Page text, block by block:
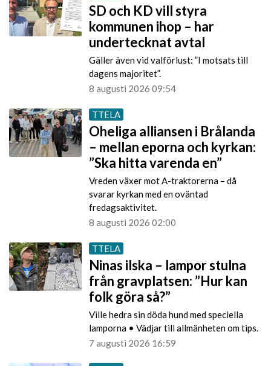
SD och KD vill styra
kommunen ihop – har
undertecknat avtal
Gäller även vid valförlust: ”I motsats till
dagens majoritet”.
8 augusti 2026 09:54
TTELA
Oheliga alliansen i Brålanda
– mellan eporna och kyrkan:
”Ska hitta varenda en”
Vreden växer mot A-traktorerna – då
svarar kyrkan med en oväntad
fredagsaktivitet.
8 augusti 2026 02:00
TTELA
Ninas ilska – lampor stulna
från gravplatsen: ”Hur kan
folk göra så?”
Ville hedra sin döda hund med speciella
lamporna • Vädjar till allmänheten om tips.
7 augusti 2026 16:59